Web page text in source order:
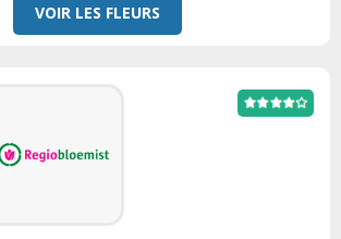
VOIR LES FLEURS